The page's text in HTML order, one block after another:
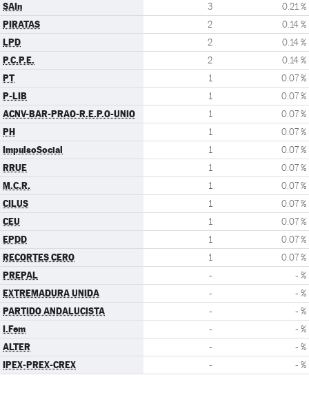
SAIn 3 0.21 %
PIRATAS 2 0.14 %
LPD 2 0.14 %
P.C.P.E. 2 0.14 %
PT 1 0.07 %
P-LIB 1 0.07 %
ACNV-BAR-PRAO-R.E.P.O-UNIO 1 0.07 %
PH 1 0.07 %
ImpulsoSocial 1 0.07 %
RRUE 1 0.07 %
M.C.R. 1 0.07 %
CILUS 1 0.07 %
CEU 1 0.07 %
EPDD 1 0.07 %
RECORTES CERO 1 0.07 %
PREPAL - - %
EXTREMADURA UNIDA - - %
PARTIDO ANDALUCISTA - - %
I.Fem - - %
ALTER - - %
IPEX-PREX-CREX - - %